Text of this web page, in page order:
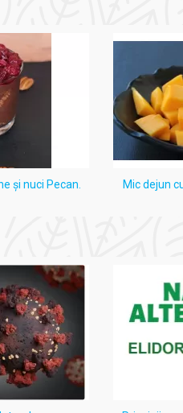
şi nuci Pecan.
Mic dejun